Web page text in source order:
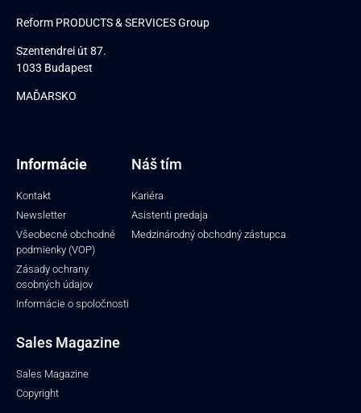
Reform PRODUCTS & SERVICES Group
Szentendrei út 87.
1033 Budapest
MAĎARSKO
Informácie
Kontakt
Newsletter
Všeobecné obchodné
podmienky (VOP)
Zásady ochrany
osobných údajov
Informácie o spoločnosti
Náš tím
Kariéra
Asistenti predaja
Medzinárodný obchodný zástupca
Sales Magazine
Sales Magazine
Copyright